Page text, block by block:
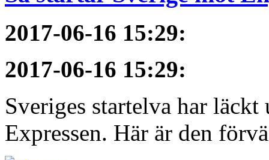
2017-06-16 15:29:
2017-06-16 15:29:
Sveriges startelva har
Expressen. Här är den